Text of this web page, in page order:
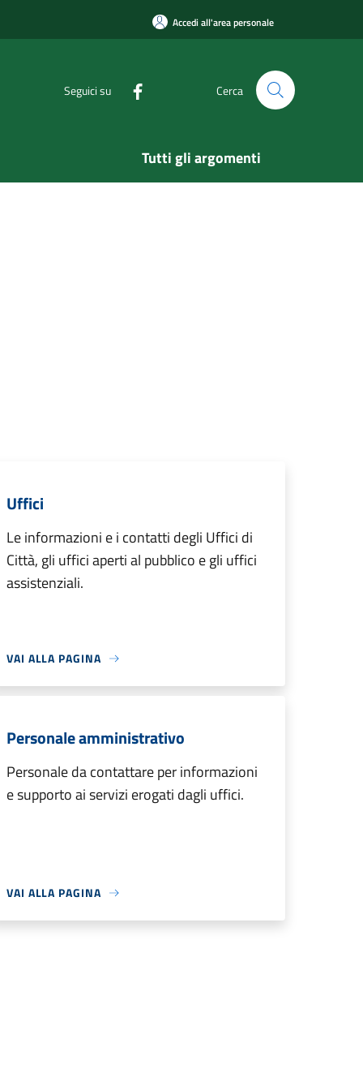
Accedi all'area personale
Seguici su Cerca
Tutti gli argomenti
Uffici
Le informazioni e i contatti degli Uffici di
Città, gli uffici aperti al pubblico e gli uffici
assistenziali.
VAI ALLA PAGINA
Personale amministrativo
Personale da contattare per informazioni
e supporto ai servizi erogati dagli uffici.
VAI ALLA PAGINA